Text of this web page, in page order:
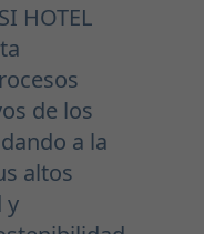
HOTEL
de los
a la
altos
y